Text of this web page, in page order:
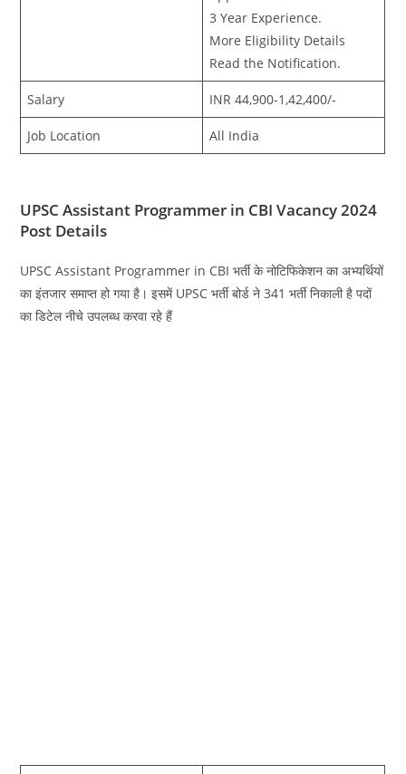
3 Year Experience.
More Eligibility Details
Read the Notification.
Salary INR 44,900-1,42,400/-
Job Location All India
UPSC Assistant Programmer in CBI Vacancy 2024
Post Details
UPSC Assistant Programmer in CBI भर्ती के नोटिफिकेशन का अभ्यर्थियों
का इंतजार समाप्त हो गया है। इसमें UPSC भर्ती बोर्ड ने 341 भर्ती निकाली है पदों
का डिटेल नीचे उपलब्ध करवा रहे हैं